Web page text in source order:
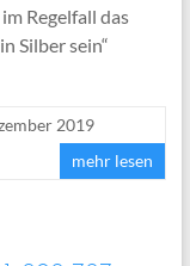
Regelfall das
Silber sein“
2019
mehr lesen